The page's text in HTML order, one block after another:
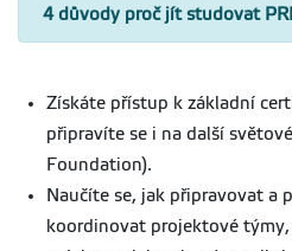
4 důvody proč jít studovat
Získáte přístup k základní
připravíte se i na další
Foundation).
Naučíte se, jak připravovat a
koordinovat projektové